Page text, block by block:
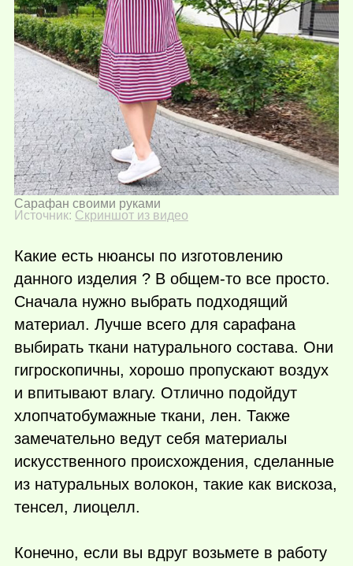
Сарафан своими руками
Источник: Скриншот из видео
Какие есть нюансы по изготовлению
данного изделия ? В общем-то все просто.
Сначала нужно выбрать подходящий
материал. Лучше всего для сарафана
выбирать ткани натурального состава. Они
гигроскопичны, хорошо пропускают воздух
и впитывают влагу. Отлично подойдут
хлопчатобумажные ткани, лен. Также
замечательно ведут себя материалы
искусственного происхождения, сделанные
из натуральных волокон, такие как вискоза,
тенсел, лиоцелл.
Конечно, если вы вдруг возьмете в работу